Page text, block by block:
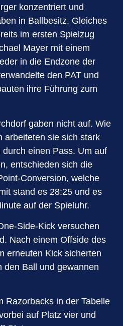
konzentriert und
in Ballbesitz. Gleiches
im ersten Spielzug
Mayer mit einem
in die Endzone der
den PAT und
ihre Führung zum
gaben nicht auf. Wie
arbeiteten sie sich stark
einen Pass. Um auf
entschieden sich die
Conversion, welche
stand es 28:25 und es
auf der Spieluhr.
Side-Kick versuchen
Nach einem Offside des
erneuten Kick sicherten
den Ball und gewannen
Razorbacks in der Tabelle
auf Platz vier und